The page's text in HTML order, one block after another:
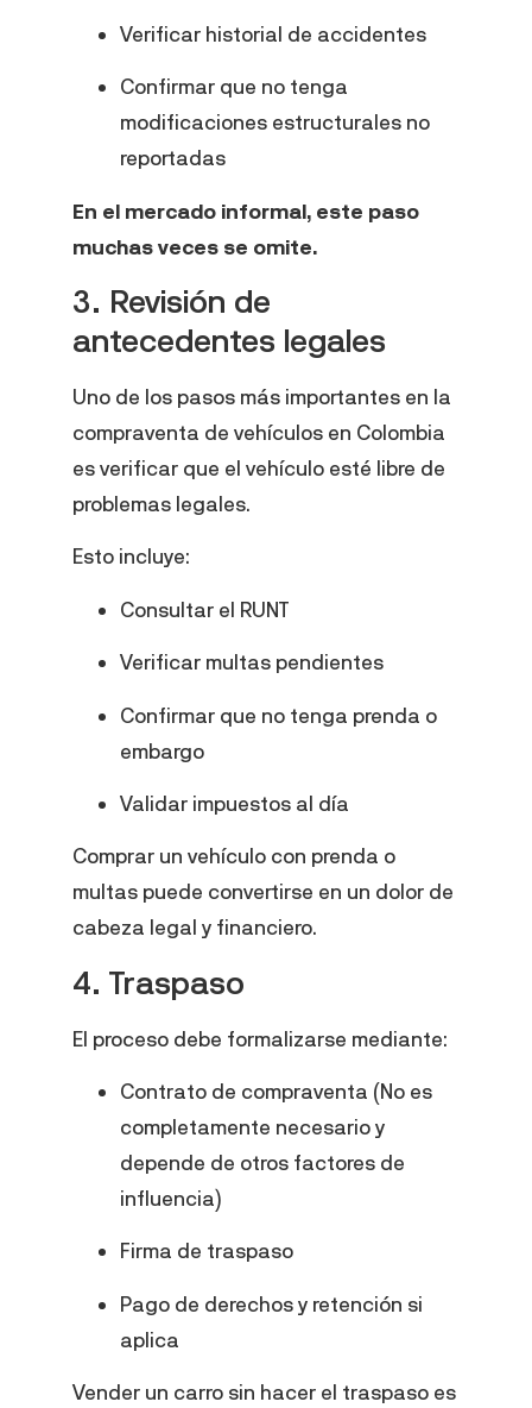
Verificar historial de accidentes
Confirmar que no tenga
modificaciones estructurales no
reportadas
En el mercado informal, este paso
muchas veces se omite.
3. Revisión de
antecedentes legales
Uno de los pasos más importantes en la
compraventa de vehículos en Colombia
es verificar que el vehículo esté libre de
problemas legales.
Esto incluye:
Consultar el RUNT
Verificar multas pendientes
Confirmar que no tenga prenda o
embargo
Validar impuestos al día
Comprar un vehículo con prenda o
multas puede convertirse en un dolor de
cabeza legal y financiero.
4. Traspaso
El proceso debe formalizarse mediante:
Contrato de compraventa (No es
completamente necesario y
depende de otros factores de
influencia)
Firma de traspaso
Pago de derechos y retención si
aplica
Vender un carro sin hacer el traspaso es